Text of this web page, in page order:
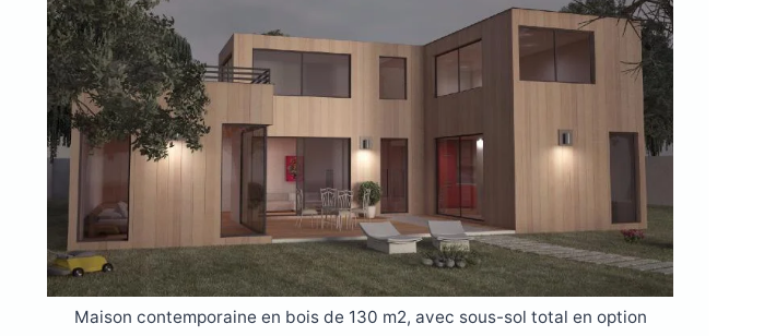
Maison contemporaine en bois de 130 m2, avec sous-sol total en option